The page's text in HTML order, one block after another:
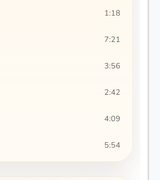
1:18
7:21
3:56
2:42
4:09
5:54